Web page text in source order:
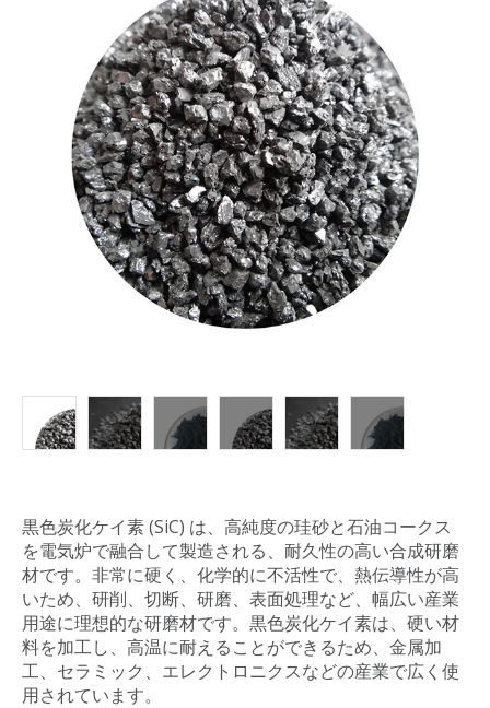
黒色炭化ケイ素 (SiC) は、高純度の珪砂と石油コークス
を電気炉で融合して製造される、耐久性の高い合成研磨
材です。非常に硬く、化学的に不活性で、熱伝導性が高
いため、研削、切断、研磨、表面処理など、幅広い産業
用途に理想的な研磨材です。黒色炭化ケイ素は、硬い材
料を加工し、高温に耐えることができるため、金属加
工、セラミック、エレクトロニクスなどの産業で広く使
用されています。